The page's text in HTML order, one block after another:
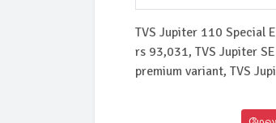
TVS Jupiter 110 Special
rs 93,031, TVS Jupiter
premium variant, TVS